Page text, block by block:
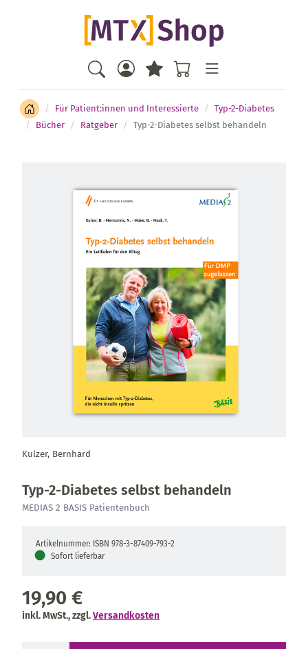
Für Patient:innen und Interessierte
Typ-2-Diabetes
Bücher
Ratgeber Typ-2-Diabetes selbst behandeln
Kulzer, Bernhard
Typ-2-Diabetes selbst behandeln
MEDIAS 2 BASIS Patientenbuch
Artikelnummer: ISBN 978-3-87409-793-2
● Sofort lieferbar
19,90 €
inkl. MwSt., zzgl.Versandkosten